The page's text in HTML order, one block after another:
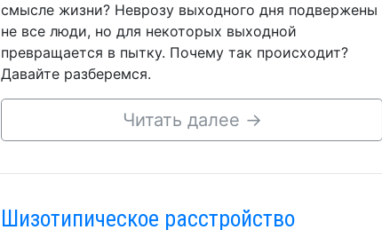
смысле жизни? Неврозу выходного дня подвержены
не все люди, но для некоторых выходной
превращается в пытку. Почему так происходит?
Давайте разберемся.
Читать далее →
Шизотипическое расстройство